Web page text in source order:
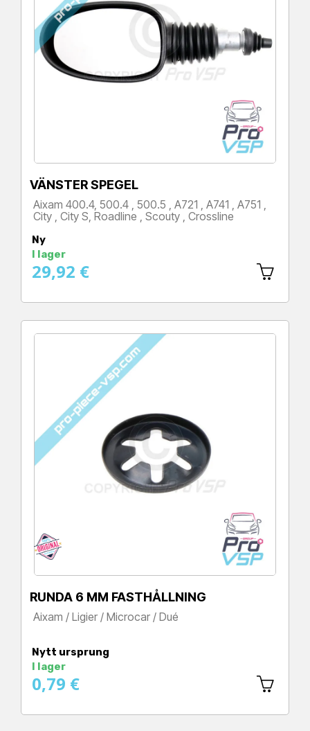
VÄNSTER SPEGEL
Aixam 400.4, 500.4 , 500.5 , A721 , A741 , A751 ,
City , City S, Roadline , Scouty , Crossline
Ny
I lager
29,92 €
RUNDA 6 MM FASTHÅLLNING
Aixam / Ligier / Microcar / Dué
Nytt ursprung
I lager
0,79 €